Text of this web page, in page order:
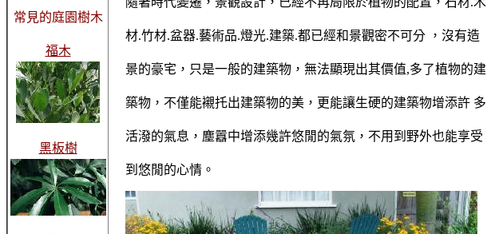
常見的庭園樹木
福木
黑板樹
材.竹材.盆器.藝術品.燈光.建築.都已經和景觀密不可分 ，沒有造
景的豪宅，只是一般的建築物，無法顯現出其價值,多了植物的建
築物，不僅能襯托出建築物的美，更能讓生硬的建築物增添許 多
活潑的氣息，塵囂中增添幾許悠閒的氣氛，不用到野外也能享受
到悠閒的心情。